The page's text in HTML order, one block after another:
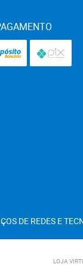
DE REDES E
LOJA